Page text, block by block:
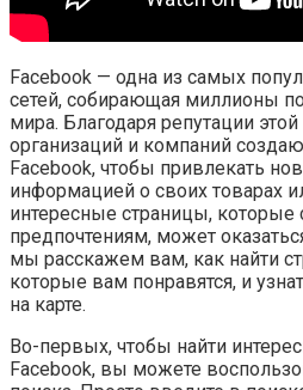
Facebook — одна из самых
сетей, собирающая миллионы
мира. Благодаря репутации
организаций и компаний
Facebook, чтобы привлекать
информацией о своих товарах
интересные страницы,
предпочтениям, может
мы расскажем вам, как найти
которые вам понравятся, и
на карте.
Во-первых, чтобы найти
Facebook, вы можете